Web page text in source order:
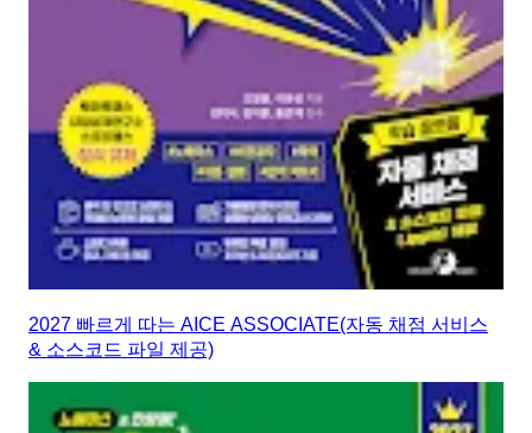
2027 빠르게 따는 AICE ASSOCIATE(자동 채점 서비스
& 소스코드 파일 제공)